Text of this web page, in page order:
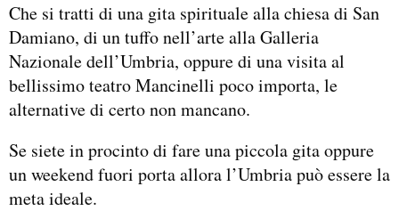
Che si tratti di una gita spirituale alla chiesa di San
Damiano, di un tuffo nell’arte alla Galleria
Nazionale dell’Umbria, oppure di una visita al
bellissimo teatro Mancinelli poco importa, le
alternative di certo non mancano.
Se siete in procinto di fare una piccola gita oppure
un weekend fuori porta allora l’Umbria può essere la
meta ideale.